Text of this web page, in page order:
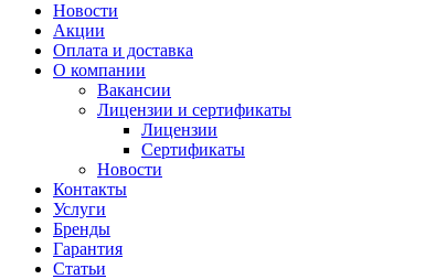
Новости
Акции
Оплата и доставка
О компании
Вакансии
Лицензии и сертификаты
Лицензии
Сертификаты
Новости
Контакты
Услуги
Бренды
Гарантия
Статьи